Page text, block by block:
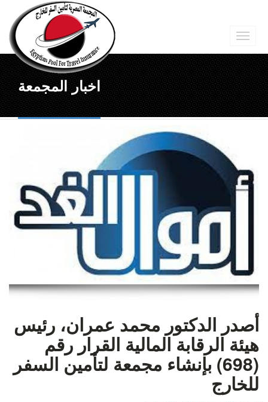
اخبار المجمعة
أصدر الدكتور محمد عمران، رئيس
هيئة الرقابة المالية القرار رقم
(698) بإنشاء مجمعة لتأمين السفر
للخارج